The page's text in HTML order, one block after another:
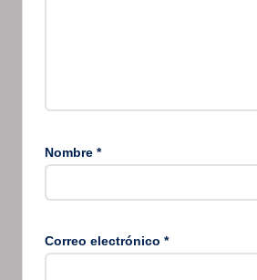
Nombre *
Correo electrónico *